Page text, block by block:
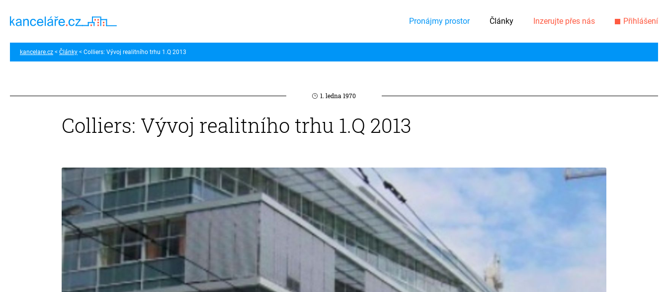
Pronájmy prostor Články Inzerujte přes nás Přihlášení
kancelare.cz Články Colliers: Vývoj realitního trhu 1.Q 2013
1. ledna 1970
Colliers: Vývoj realitního trhu 1.Q 2013